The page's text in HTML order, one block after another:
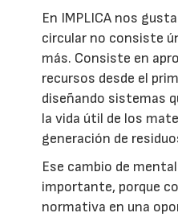
En IMPLICA nos
circular no consiste
más. Consiste en
recursos desde el
diseñando sistemas
la vida útil de los
generación de
Ese cambio de
importante, porque
normativa en una